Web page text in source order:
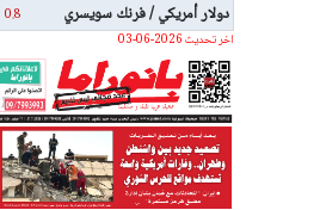
دولار أمريكي / فرنك سويسري
0.8
اخر تحديث 2026-06-03